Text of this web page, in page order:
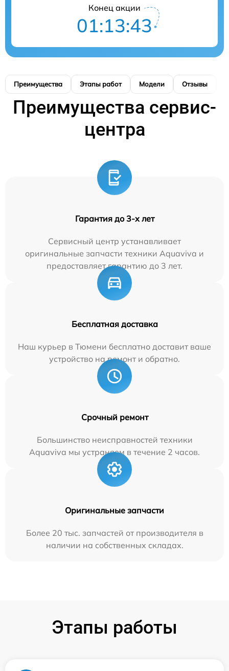
Конец акции
01:13:43
Преимущества Этапы работ Модели Отзывы
Преимущества сервис-
центра
Гарантия до 3-х лет
Сервисный центр устанавливает
оригинальные запчасти техники Aquaviva и
предоставляет гарантию до 3 лет.
Бесплатная доставка
Наш курьер в Тюмени бесплатно доставит ваше
устройство на ремонт и обратно.
Срочный ремонт
Большинство неисправностей техники
Aquaviva мы устраняем в течение 2 часов.
Оригинальные запчасти
Более 20 тыс. запчастей от производителя в
наличии на собственных складах.
Этапы работы